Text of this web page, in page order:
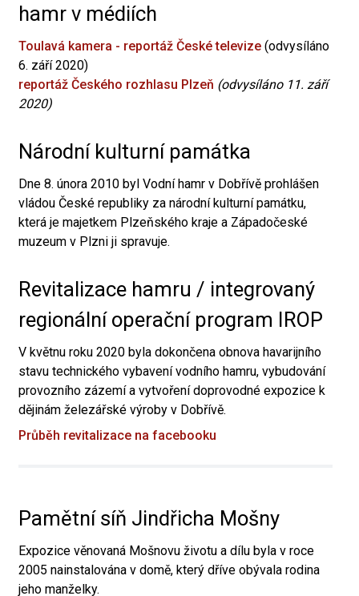
hamr v médiích
Toulavá kamera - reportáž České televize (odvysíláno
6. září 2020)
reportáž Českého rozhlasu Plzeň (odvysíláno 11. září
2020)
Národní kulturní památka
Dne 8. února 2010 byl Vodní hamr v Dobřívě prohlášen
vládou České republiky za národní kulturní památku,
která je majetkem Plzeňského kraje a Západočeské
muzeum v Plzni ji spravuje.
Revitalizace hamru / integrovaný
regionální operační program IROP
V květnu roku 2020 byla dokončena obnova havarijního
stavu technického vybavení vodního hamru, vybudování
provozního zázemí a vytvoření doprovodné expozice k
dějinám železářské výroby v Dobřívě.
Průběh revitalizace na facebooku
Pamětní síň Jindřicha Mošny
Expozice věnovaná Mošnovu životu a dílu byla v roce
2005 nainstalována v domě, který dříve obývala rodina
jeho manželky.